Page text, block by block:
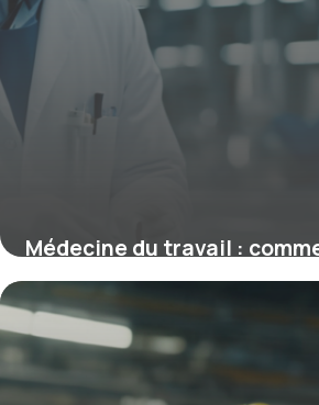
Médecine du travail :
protège la santé des
12 mars 2026